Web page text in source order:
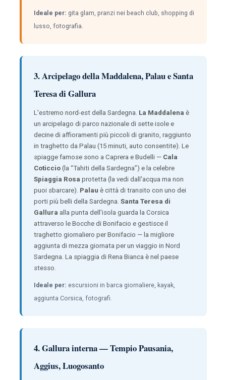
Ideale per: gita glam, pranzi nei beach club, shopping di
lusso, fotografia.
3. Arcipelago della Maddalena, Palau e Santa
Teresa di Gallura
L'estremo nord-est della Sardegna. La Maddalena è
un arcipelago di parco nazionale di sette isole e
decine di affioramenti più piccoli di granito, raggiunto
in traghetto da Palau (15 minuti, auto consentite). Le
spiagge famose sono a Caprera e Budelli — Cala
Coticcio(la “Tahiti della Sardegna”) e la celebre
Spiaggia Rosa protetta (la vedi dall'acqua ma non
puoi sbarcare). Palau è città di transito con uno dei
porti più belli della Sardegna. Santa Teresa di
Gallura alla punta dell'isola guarda la Corsica
attraverso le Bocche di Bonifacio e gestisce il
traghetto giornaliero per Bonifacio — la migliore
aggiunta di mezza giornata per un viaggio in Nord
Sardegna. La spiaggia di Rena Bianca è nel paese
stesso.
Ideale per: escursioni in barca giornaliere, kayak,
aggiunta Corsica, fotografi.
4. Gallura interna — Tempio Pausania,
Aggius, Luogosanto